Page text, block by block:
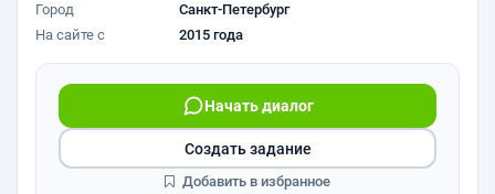
Город
Санкт-Петербург
На сайте с
2015 года
Начать диалог
Создать задание
Добавить в избранное